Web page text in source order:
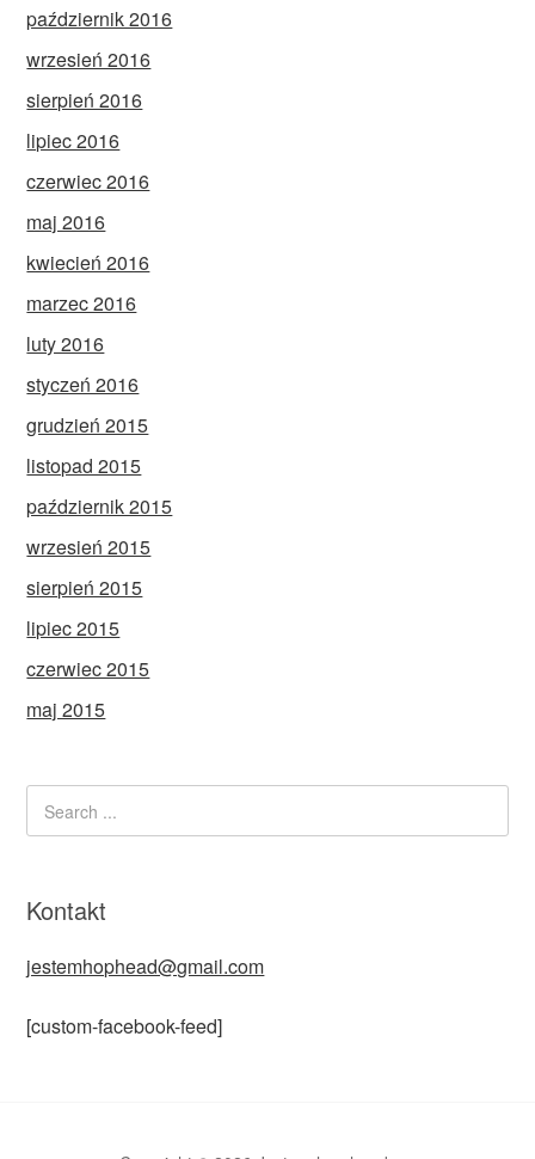
październik 2016
wrzesień 2016
sierpień 2016
lipiec 2016
czerwiec 2016
maj 2016
kwiecień 2016
marzec 2016
luty 2016
styczeń 2016
grudzień 2015
listopad 2015
październik 2015
wrzesień 2015
sierpień 2015
lipiec 2015
czerwiec 2015
maj 2015
Kontakt
jestemhophead@gmail.com
[custom-facebook-feed]